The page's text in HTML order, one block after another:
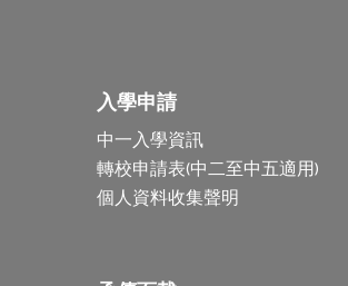
入學申請
中一入學資訊
轉校申請表(中二至中五適用)
個人資料收集聲明